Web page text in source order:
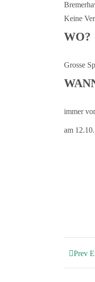
Keine
WO?
Grosse
immer
am
Prev